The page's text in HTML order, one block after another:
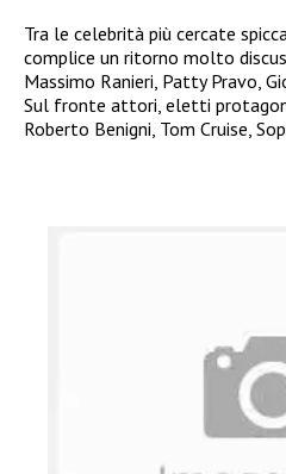
Tra le celebrità più cercate
complice un ritorno molto
Massimo Ranieri, Patty Pravo,
Sul fronte attori, eletti
Roberto Benigni, Tom Cruise,